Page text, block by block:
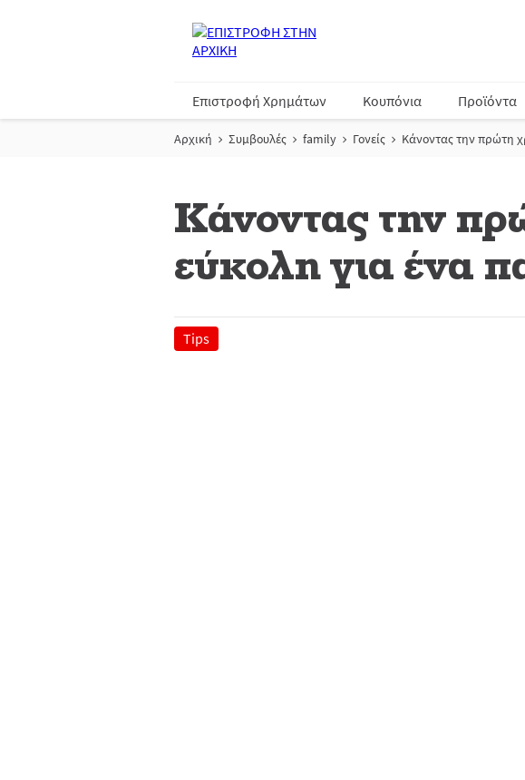
Επιστροφή Χρημάτων Κουπόνια Προϊόντα
Αρχική Συμβουλές family Γονείς Κάνοντας την πρώτη
Κάνοντας την
εύκολη για ένα
Tips